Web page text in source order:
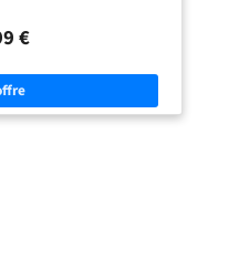
et design. Flexibilité
d’entretien : Accessible de tous
îlot est facile et rapide. De plus,
de moisissures et de résidus de
vrai plus, d’un point de vue
très doux, un prix abordable et
la chaleur mais peut se rayer
€